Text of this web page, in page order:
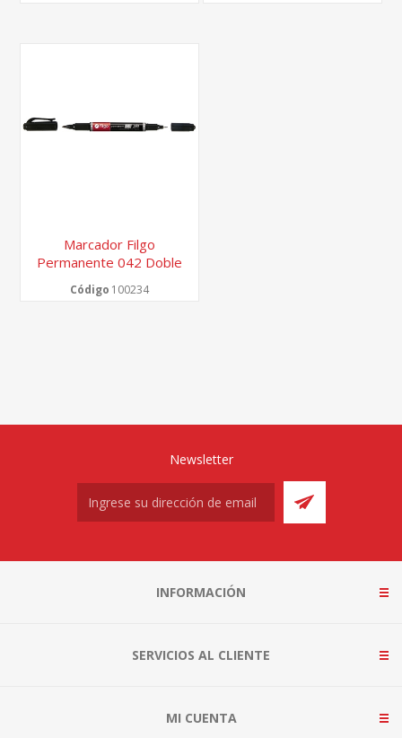
Marcador Filgo
Permanente 042 Doble
Punta - Box X 12
Código 100234
Newsletter
INFORMACIÓN
SERVICIOS AL CLIENTE
MI CUENTA